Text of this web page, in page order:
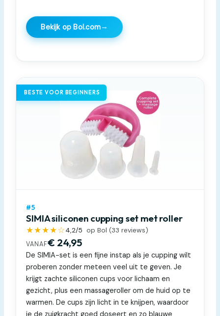
Bekijk op Bol.com→
BESTE VOOR BEGINNERS
#5
SIMIA siliconen cupping set met roller
★★★★☆4,2/5 op Bol (33 reviews)
VANAF€ 24,95
De SIMIA-set is een fijne instap als je cupping wilt
proberen zonder meteen veel uit te geven. Je
krijgt zachte siliconen cups voor lichaam en
gezicht, plus een massageroller om de huid op te
warmen. De cups zijn licht in te knijpen, waardoor